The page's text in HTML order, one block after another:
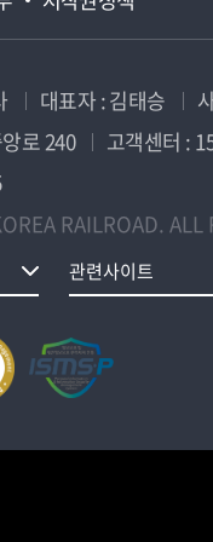
대표자 : 김태승
로 240
고객센터 :
RAILROAD. ALL
관련사이트